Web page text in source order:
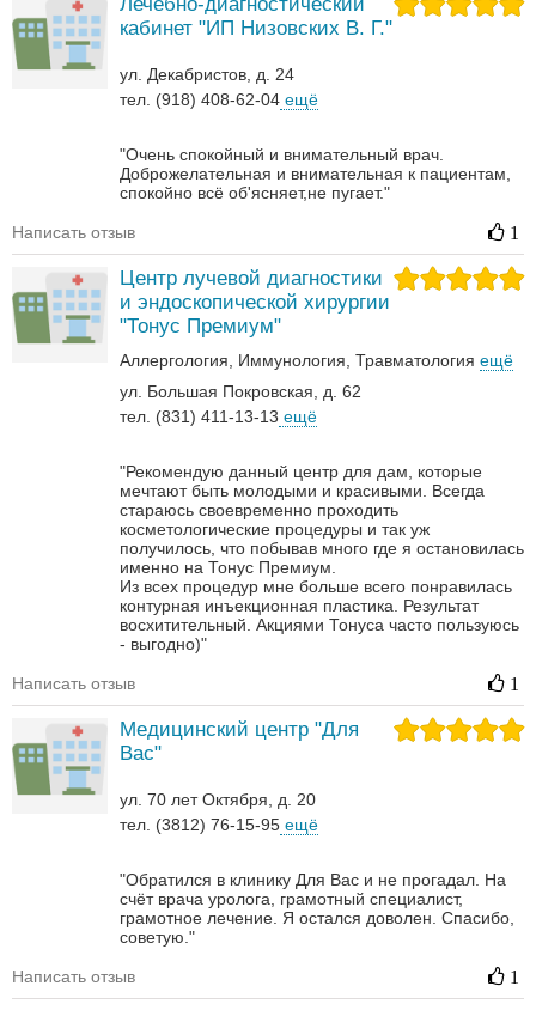
кабинет "ИП Низовских В. Г."
ул. Декабристов, д. 24
тел. (918) 408-62-04 ещё
"Очень спокойный и внимательный врач.
Доброжелательная и внимательная к пациентам,
спокойно всё об'ясняет,не пугает."
Написать отзыв 1
Центр лучевой диагностики
и эндоскопической хирургии
"Тонус Премиум"
Аллергология Иммунология Травматология ещё
ул. Большая Покровская, д. 62
тел. (831) 411-13-13 ещё
"Рекомендую данный центр для дам, которые
мечтают быть молодыми и красивыми. Всегда
стараюсь своевременно проходить
косметологические процедуры и так уж
получилось, что побывав много где я остановилась
именно на Тонус Премиум.
Из всех процедур мне больше всего понравилась
контурная инъекционная пластика. Результат
восхитительный. Акциями Тонуса часто пользуюсь
- выгодно)"
Написать отзыв 1
Медицинский центр "Для
Вас"
ул. 70 лет Октября, д. 20
тел. (3812) 76-15-95 ещё
"Обратился в клинику Для Вас и не прогадал. На
счёт врача уролога, грамотный специалист,
грамотное лечение. Я остался доволен. Спасибо,
советую."
Написать отзыв 1